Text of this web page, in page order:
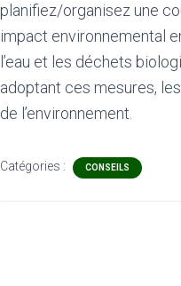
planifiez/organisez une
impact environnemental
l’eau et les déchets
adoptant ces mesures,
de l’environnement.
Catégories : CONSEILS